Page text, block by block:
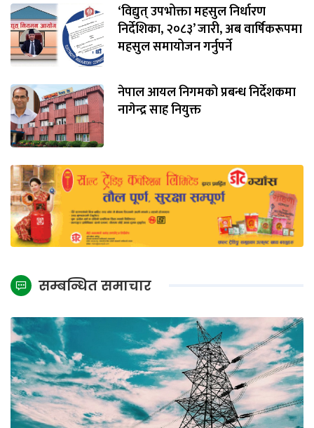
‘विद्युत् उपभोक्ता महसुल निर्धारण
निर्देशिका, २०८३’ जारी, अब वार्षिकरूपमा
महसुल समायोजन गर्नुपर्ने
नेपाल आयल निगमको प्रबन्ध निर्देशकमा
नागेन्द्र साह नियुक्त
सम्बन्धित समाचार